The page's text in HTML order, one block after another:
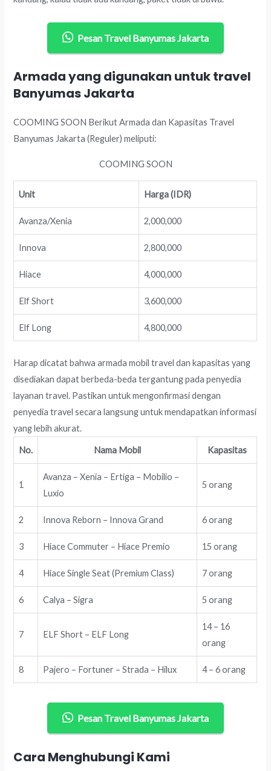
Pesan Travel Banyumas Jakarta
Armada yang digunakan untuk travel
Banyumas Jakarta
COOMING SOON Berikut Armada dan Kapasitas Travel
Banyumas Jakarta (Reguler) meliputi:
COOMING SOON
Unit Harga (IDR)
Avanza/Xenia 2,000,000
Innova 2,800,000
Hiace 4,000,000
Elf Short 3,600,000
Elf Long 4,800,000
Harap dicatat bahwa armada mobil travel dan kapasitas yang
disediakan dapat berbeda-beda tergantung pada penyedia
layanan travel. Pastikan untuk mengonfirmasi dengan
penyedia travel secara langsung untuk mendapatkan informasi
yang lebih akurat.
No. Nama Mobil Kapasitas
1
Avanza – Xenia – Ertiga – Mobilio –
Luxio
5 orang
2 Innova Reborn – Innova Grand 6 orang
3 Hiace Commuter – Hiace Premio 15 orang
4 Hiace Single Seat (Premium Class) 7 orang
6 Calya – Sigra 5 orang
7 ELF Short – ELF Long
14 – 16
orang
8 Pajero – Fortuner – Strada – Hilux 4 – 6 orang
Pesan Travel Banyumas Jakarta
Cara Menghubungi Kami